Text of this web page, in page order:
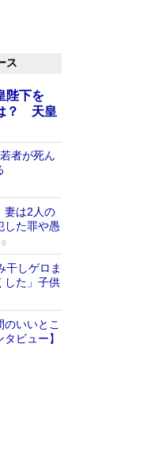
ス
陛下を
？ 天皇
者が死ん
妻は2人の
た罪や愚
干しゲロま
した」子供
いいとこ
ビュー】